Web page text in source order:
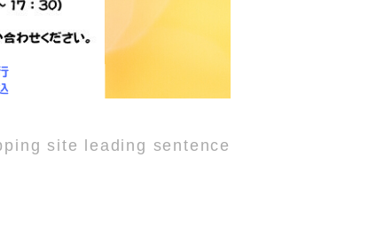
site leading sentence